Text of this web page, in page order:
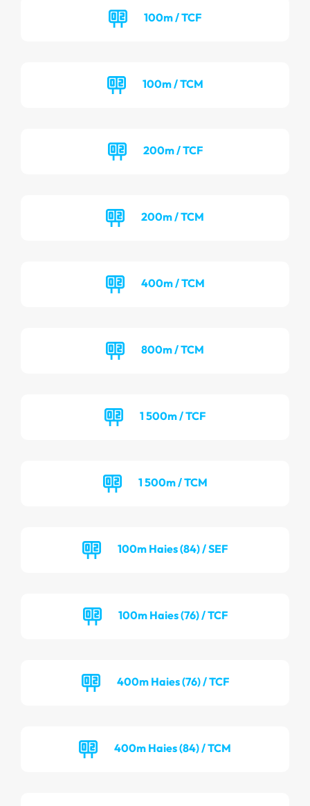
100m / TCF
100m / TCM
200m / TCF
200m / TCM
400m / TCM
800m / TCM
1 500m / TCF
1 500m / TCM
100m Haies (84) / SEF
100m Haies (76) / TCF
400m Haies (76) / TCF
400m Haies (84) / TCM